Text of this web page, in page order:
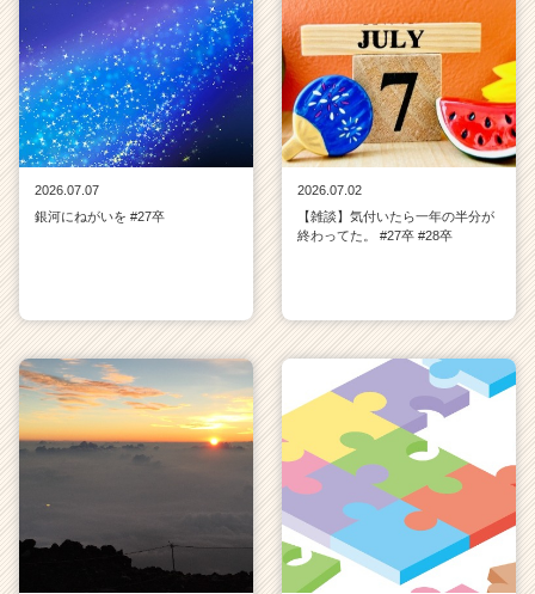
2026.07.07
銀河にねがいを #27卒
2026.07.02
【雑談】気付いたら一年の半分が
終わってた。 #27卒 #28卒